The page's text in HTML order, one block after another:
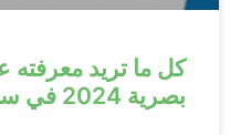
كل ما تريد
بصرية 2024 في سطور